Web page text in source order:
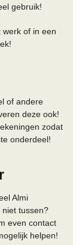
gebruik!
of in een
of andere
deze ook!
zodat
onderdeel!
Almi
niet tussen?
even contact
helpen!